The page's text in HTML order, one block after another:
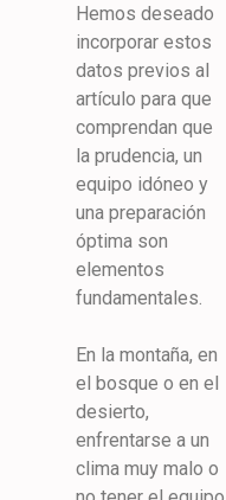
Hemos deseado
incorporar estos
datos previos al
artículo para que
comprendan que
la prudencia, un
equipo idóneo y
una preparación
óptima son
elementos
fundamentales.
En la montaña, en
el bosque o en el
desierto,
enfrentarse a un
clima muy malo o